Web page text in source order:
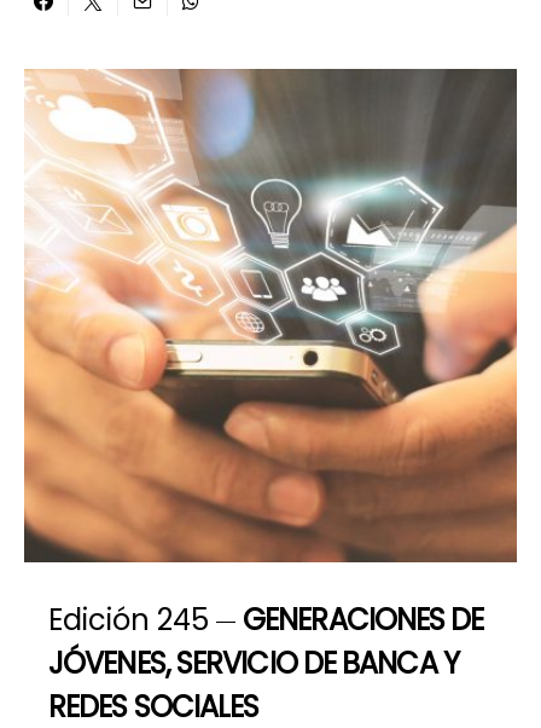
Edición 245
GENERACIONES DE
JÓVENES, SERVICIO DE BANCA Y
REDES SOCIALES